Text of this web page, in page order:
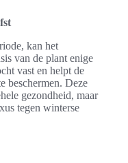
kan het
van de plant enige
vast en helpt de
beschermen. Deze
gezondheid, maar
tegen winterse